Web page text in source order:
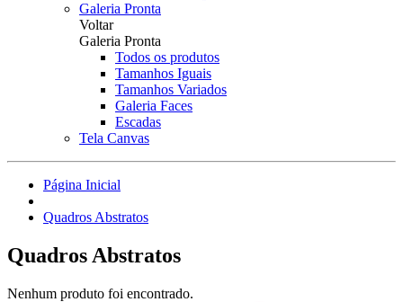
Galeria Pronta
Voltar
Galeria Pronta
Todos os produtos
Tamanhos Iguais
Tamanhos Variados
Galeria Faces
Escadas
Tela Canvas
Página Inicial
Quadros Abstratos
Quadros Abstratos
Nenhum produto foi encontrado.